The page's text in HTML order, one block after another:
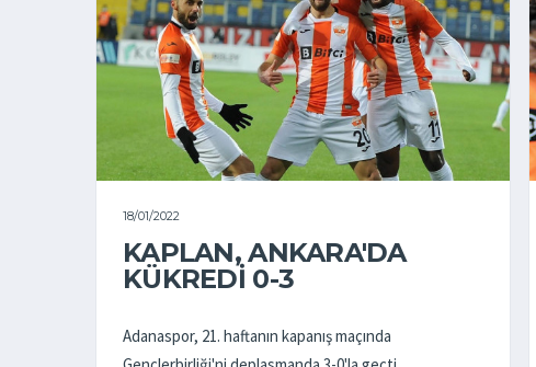
18/01/2022
KAPLAN, ANKARA'DA
KÜKREDİ 0-3
Adanaspor, 21. haftanın kapanış maçında